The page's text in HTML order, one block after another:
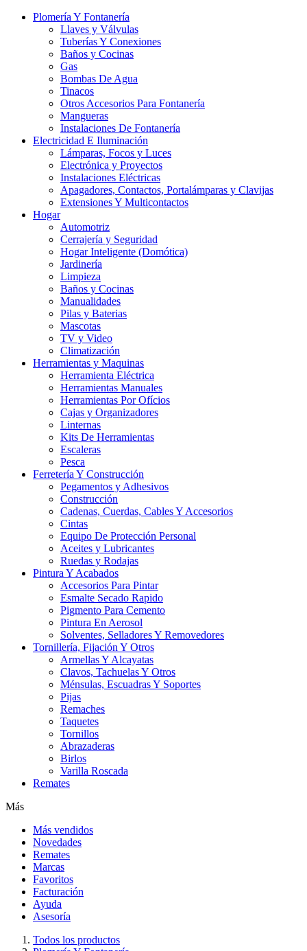
Plomería Y Fontanería
Llaves y Válvulas
Tuberías Y Conexiones
Baños y Cocinas
Gas
Bombas De Agua
Tinacos
Otros Accesorios Para Fontanería
Mangueras
Instalaciones De Fontanería
Electricidad E Iluminación
Lámparas, Focos y Luces
Electrónica y Proyectos
Instalaciones Eléctricas
Apagadores, Contactos, Portalámparas y Clavijas
Extensiones Y Multicontactos
Hogar
Automotriz
Cerrajería y Seguridad
Hogar Inteligente (Domótica)
Jardinería
Limpieza
Baños y Cocinas
Manualidades
Pilas y Baterias
Mascotas
TV y Video
Climatización
Herramientas y Maquinas
Herramienta Eléctrica
Herramientas Manuales
Herramientas Por Ofícios
Cajas y Organizadores
Linternas
Kits De Herramientas
Escaleras
Pesca
Ferretería Y Construcción
Pegamentos y Adhesivos
Construcción
Cadenas, Cuerdas, Cables Y Accesorios
Cintas
Equipo De Protección Personal
Aceites y Lubricantes
Ruedas y Rodajas
Pintura Y Acabados
Accesorios Para Pintar
Esmalte Secado Rapido
Pigmento Para Cemento
Pintura En Aerosol
Solventes, Selladores Y Removedores
Tornillería, Fijación Y Otros
Armellas Y Alcayatas
Clavos, Tachuelas Y Otros
Ménsulas, Escuadras Y Soportes
Pijas
Remaches
Taquetes
Tornillos
Abrazaderas
Birlos
Varilla Roscada
Remates
Más
Más vendidos
Novedades
Remates
Marcas
Favoritos
Facturación
Ayuda
Asesoría
Todos los productos